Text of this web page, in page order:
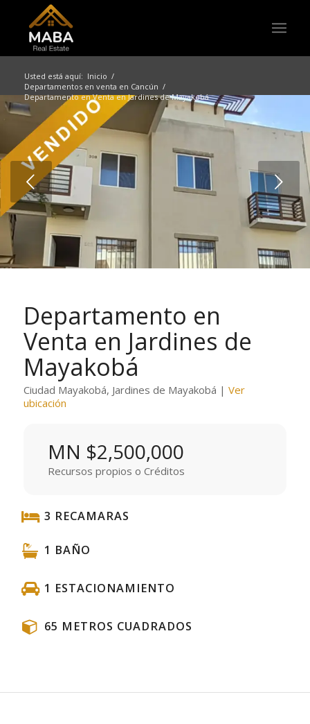
Usted está aquí: Inicio /
Departamentos en venta en Cancún /
Departamento en Venta en Jardines de Mayakobá
Posterior
Departamento en
Venta en Jardines de
Mayakobá
Ciudad Mayakobá, Jardines de Mayakobá | Ver
ubicación
MN $2,500,000
Recursos propios o Créditos
3 RECAMARAS
1 BAÑO
1 ESTACIONAMIENTO
65 METROS CUADRADOS